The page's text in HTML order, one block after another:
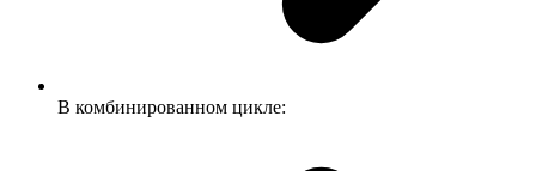
В комбинированном цикле: